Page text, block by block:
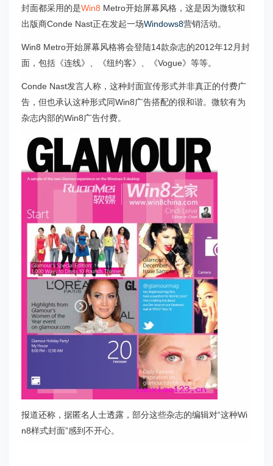
封面都采用的是Win8 Metro开始屏幕风格，这是因为微软和
出版商Conde Nast正在发起一场Windows8营销活动。
Win8 Metro开始屏幕风格将会登陆14款杂志的2012年12月封
面，包括《连线》、《纽约客》、《Vogue》等等。
Conde Nast发言人称，这种封面宣传形式并非真正的付费广
告，但也承认这种形式同Win8广告搭配的很和谐。微软有为
杂志内部的Win8广告付费。
报道还称，据匿名人士透露，部分这些杂志的编辑对“这种Wi
n8样式封面”感到不开心。